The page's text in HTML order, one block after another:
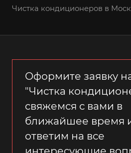
Чистка кондиционеров в
Оформите заявку
"Чистка
свяжемся с вами в
ближайшее время
ответим на все